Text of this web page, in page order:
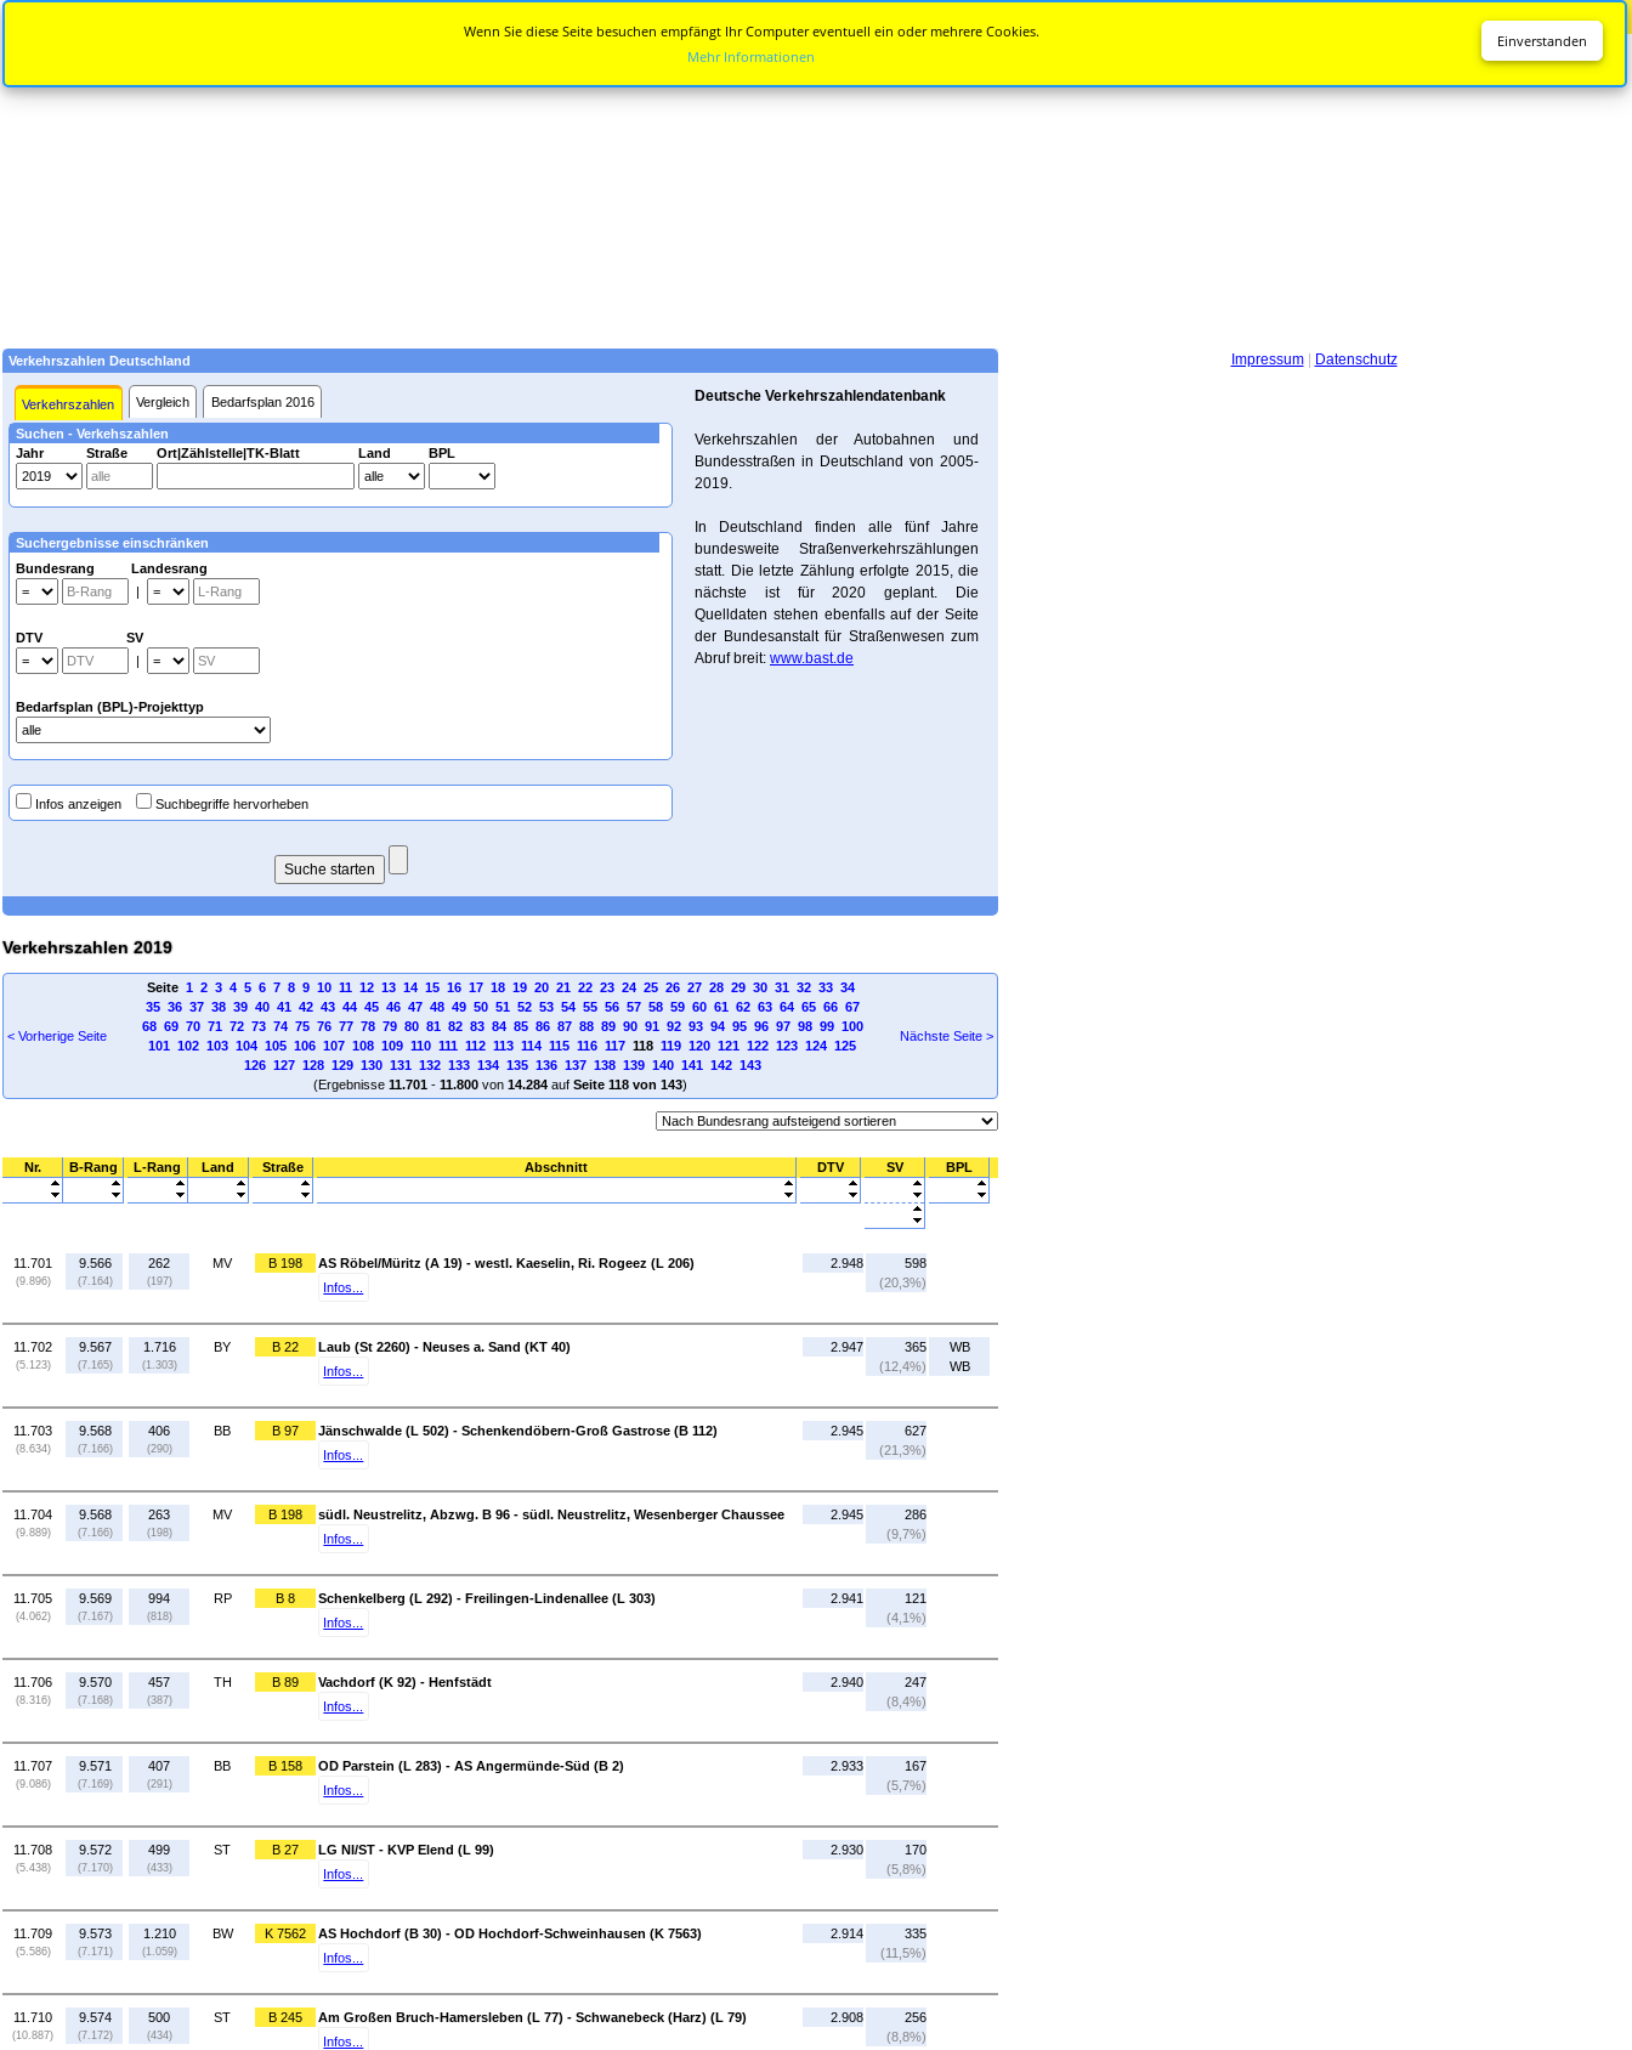
Verkehrszahlen Deutschland
Verkehrszahlen Vergleich Bedarfsplan 2016
Suchen - Verkehszahlen
Jahr
Straße Ort|Zählstelle|TK-Blatt Land BPL
Suchergebnisse einschränken
Bundesrang Landesrang
|
DTV SV
|
Bedarfsplan (BPL)-Projekttyp
Infos anzeigen Suchbegriffe hervorheben
Deutsche Verkehrszahlendatenbank
Verkehrszahlen der Autobahnen und
Bundesstraßen in Deutschland von 2005-
2019.
In Deutschland finden alle fünf Jahre
bundesweite Straßenverkehrszählungen
statt. Die letzte Zählung erfolgte 2015, die
nächste ist für 2020 geplant. Die
Quelldaten stehen ebenfalls auf der Seite
der Bundesanstalt für Straßenwesen zum
Abruf breit: www.bast.de
Verkehrszahlen 2019
< Vorherige Seite
Seite 1 2 3 4 5 6 7 8 9 10 11 12 13 14 15 16 17 18 19 20 21 22 23 24 25 26 27 28 29 30 31 32 33 34
35 36 37 38 39 40 41 42 43 44 45 46 47 48 49 50 51 52 53 54 55 56 57 58 59 60 61 62 63 64 65 66 67
68 69 70 71 72 73 74 75 76 77 78 79 80 81 82 83 84 85 86 87 88 89 90 91 92 93 94 95 96 97 98 99 100
101 102 103 104 105 106 107 108 109 110 111 112 113 114 115 116 117 118 119 120 121 122 123 124 125
126 127 128 129 130 131 132 133 134 135 136 137 138 139 140 141 142 143
(Ergebnisse 11.701 - 11.800 von 14.284 auf Seite 118 von 143)
Nächste Seite >
Nr. B-Rang L-Rang Land Straße Abschnitt DTV SV BPL
11.701
(9.896)
9.566
(7.164)
262
(197)
MV B 198
AS Röbel/Müritz (A 19) - westl. Kaeselin, Ri. Rogeez (L 206)
Infos...
2.948
598
(20,3%)
11.702
(5.123)
9.567
(7.165)
1.716
(1.303)
BY B 22
Laub (St 2260) - Neuses a. Sand (KT 40)
Infos...
2.947
365
(12,4%)
WB
WB
11.703
(8.634)
9.568
(7.166)
406
(290)
BB B 97
Jänschwalde (L 502) - Schenkendöbern-Groß Gastrose (B 112)
Infos...
2.945
627
(21,3%)
11.704
(9.889)
9.568
(7.166)
263
(198)
MV B 198
südl. Neustrelitz, Abzwg. B 96 - südl. Neustrelitz, Wesenberger Chaussee
Infos...
2.945
286
(9,7%)
11.705
(4.062)
9.569
(7.167)
994
(818)
RP B 8
Schenkelberg (L 292) - Freilingen-Lindenallee (L 303)
Infos...
2.941
121
(4,1%)
11.706
(8.316)
9.570
(7.168)
457
(387)
TH B 89
Vachdorf (K 92) - Henfstädt
Infos...
2.940
247
(8,4%)
11.707
(9.086)
9.571
(7.169)
407
(291)
BB B 158
OD Parstein (L 283) - AS Angermünde-Süd (B 2)
Infos...
2.933
167
(5,7%)
11.708
(5.438)
9.572
(7.170)
499
(433)
ST B 27
LG NI/ST - KVP Elend (L 99)
Infos...
2.930
170
(5,8%)
11.709
(5.586)
9.573
(7.171)
1.210
(1.059)
BW K 7562
AS Hochdorf (B 30) - OD Hochdorf-Schweinhausen (K 7563)
Infos...
2.914
335
(11,5%)
11.710
(10.887)
9.574
(7.172)
500
(434)
ST B 245
Am Großen Bruch-Hamersleben (L 77) - Schwanebeck (Harz) (L 79)
Infos...
2.908
256
(8,8%)
Impressum| Datenschutz
Einverstanden
Wenn Sie diese Seite besuchen empfängt Ihr Computer eventuell ein oder mehrere Cookies.
Mehr Informationen